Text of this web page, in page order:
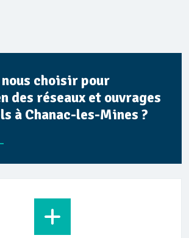
choisir pour
des réseaux et ouvrages
à Chanac-les-Mines ?